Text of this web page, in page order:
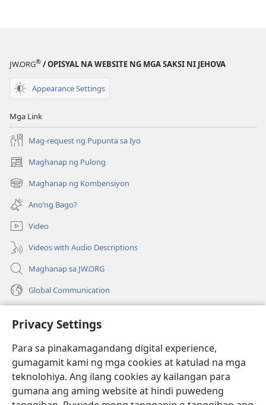
Privacy Settings
Para sa pinakamagandang digital experience,
gumagamit kami ng mga cookies at katulad na mga
teknolohiya. Ang ilang cookies ay kailangan para
gumana ang aming website at hindi puwedeng
JW.ORG® / OPISYAL NA WEBSITE NG MGA SAKSI NI JEHOVA
Appearance Settings
Mga Link
Mag-request ng Pupunta sa Iyo
Maghanap ng Pulong
(may
bubukas
na
bagong
window)
Maghanap ng Kombensiyon
(may
bubukas
na
bagong
window)
Ano’ng Bago?
Video
Videos with Audio Descriptions
Maghanap sa JW.ORG
Global Communication
(may
na
bagong
window)
Watchtower ONLINE LIBRARY™
(may
bubukas
na
JW Hub ®